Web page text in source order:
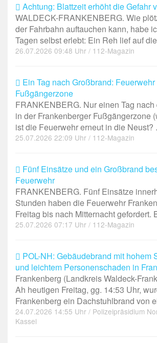
Achtung: Blattzeit erhöht die Gefahr
WALDECK-FRANKENBERG. Wie
der Fahrbahn auftauchen kann, habe
Tagen selbst erlebt: Ein Reh lief auf
26.07.2026 09:48 Uhr / 112-Magazin
Ein Tag nach Großbrand:
Fußgängerzone
FRANKENBERG. Nur einen Tag
in der Frankenberger Fußgängerzone
ist die Feuerwehr erneut in die Neust?
25.07.2026 22:09 Uhr / 112-Magazin
Fünf Einsätze und ein Großbrand
Feuerwehr
FRANKENBERG. Fünf Einsätze
Stunden haben die Feuerwehr
Freitag bis nach Mitternacht gefordert.
25.07.2026 07:17 Uhr / 112-Magazin
POL-NH: Gebäudebrand mit hohem
und leichtem Personenschaden in
Frankenberg (Landkreis Waldeck-
Ah heutigen Freitag, gg. 14:53 Uhr,
Frankenberg ein Dachstuhlbrand von
24.07.2026 14:55 Uhr / Polizeipräsidium
Kassel